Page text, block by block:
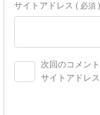
サイトアドレス ( 必須 )
次回のコメン
サイトアドレ